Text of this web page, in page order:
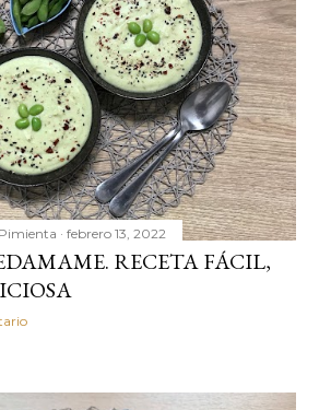
febrero 13, 2022
RECETA FÁCIL,